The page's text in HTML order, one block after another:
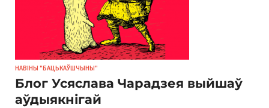
НАВІНЫ "БАЦЬКАЎШЧЫНЫ"
Блог Усяслава Чарадзея выйшаў
аўдыякнігай